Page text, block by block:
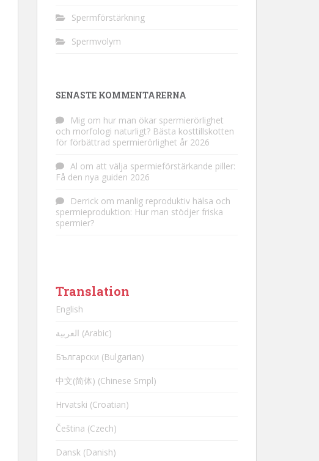
Spermförstärkning
Spermvolym
SENASTE KOMMENTARERNA
Mig om hur man ökar spermierörlighet
och morfologi naturligt? Bästa kosttillskotten
för förbättrad spermierörlighet år 2026
Al om att välja spermieförstärkande piller:
Få den nya guiden 2026
Derrick om manlig reproduktiv hälsa och
spermieproduktion: Hur man stödjer friska
spermier?
Translation
English
العربية (Arabic)
Български (Bulgarian)
中文(简体) (Chinese Smpl)
Hrvatski (Croatian)
Čeština (Czech)
Dansk (Danish)